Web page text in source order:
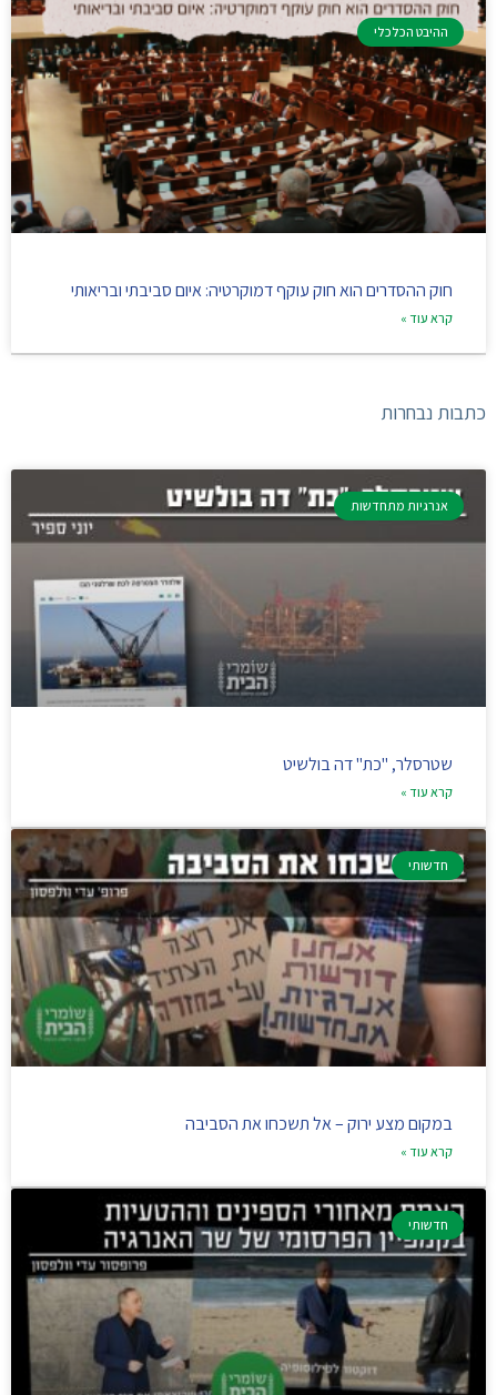
ההיבט הכלכלי
חוק ההסדרים הוא חוק עוקף דמוקרטיה: איום סביבתי ובריאותי
קרא עוד »
כתבות נבחרות
אנרגיות מתחדשות
שטרסלר, "כת" דה בולשיט
קרא עוד »
חדשותי
במקום מצע ירוק – אל תשכחו את הסביבה
קרא עוד »
חדשותי